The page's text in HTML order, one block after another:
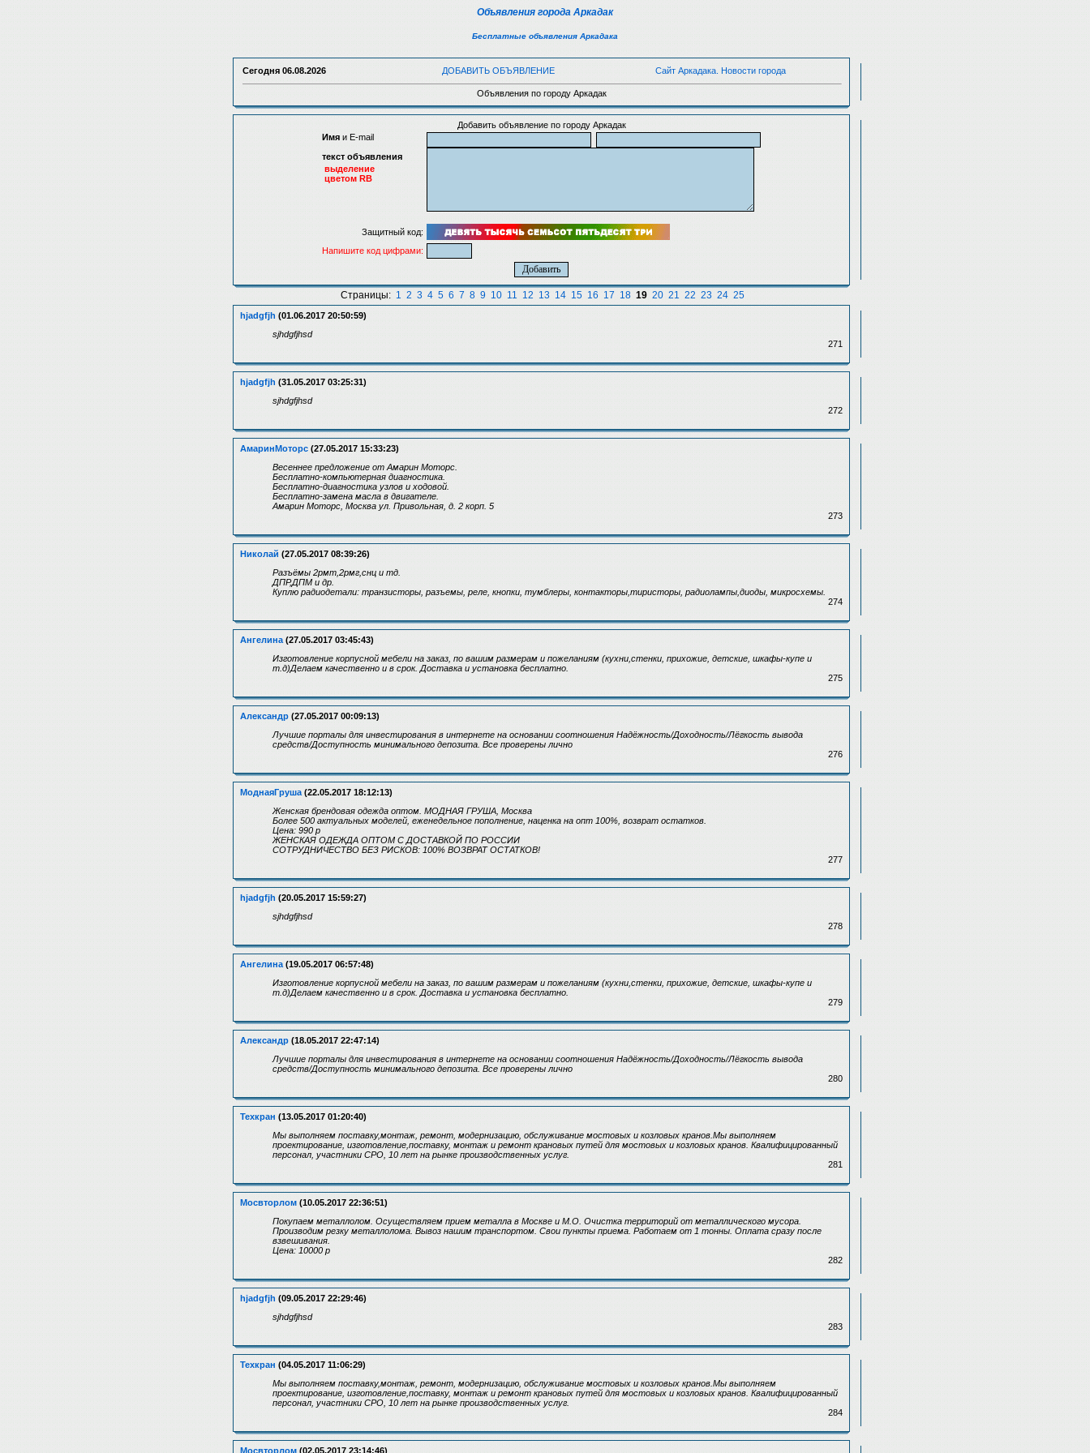
Объявления города Аркадак
Бесплатные объявления Аркадака
Сегодня 06.08.2026 ДОБАВИТЬ ОБЪЯВЛЕНИЕ Сайт Аркадака. Новости города
Объявления по городу Аркадак
Добавить объявление по городу Аркадак
Имя и E-mail
текст объявления
выделение
цветом RB
Защитный код:
Напишите код цифрами:
Страницы: 1 2 3 4 5 6 7 8 9 10 11 12 13 14 15 16 17 18 19 20 21 22 23 24 25
hjadgfjh (01.06.2017 20:50:59)
sjhdgfjhsd
271
hjadgfjh (31.05.2017 03:25:31)
sjhdgfjhsd
272
АмаринМоторс (27.05.2017 15:33:23)
Весеннее предложение от Амарин Моторс.
Бесплатно-компьютерная диагностика.
Бесплатно-диагностика узлов и ходовой.
Бесплатно-замена масла в двигателе.
Амарин Моторс, Москва ул. Привольная, д. 2 корп. 5
273
Николай (27.05.2017 08:39:26)
Разъёмы 2рмт,2рмг,снц и тд.
ДПР,ДПМ и др.
Куплю радиодетали: транзисторы, разъемы, реле, кнопки, тумблеры, контакторы,тиристоры, радиолампы,диоды, микросхемы.
274
Ангелина (27.05.2017 03:45:43)
Изготовление корпусной мебели на заказ, по вашим размерам и пожеланиям (кухни,стенки, прихожие, детские, шкафы-купе и
т.д)Делаем качественно и в срок. Доставка и установка бесплатно.
275
Александр (27.05.2017 00:09:13)
Лучшие порталы для инвестирования в интернете на основании соотношения Надёжность/Доходность/Лёгкость вывода
средств/Доступность минимального депозита. Все проверены лично
276
МоднаяГруша (22.05.2017 18:12:13)
Женская брендовая одежда оптом. МОДНАЯ ГРУША, Москва
Более 500 актуальных моделей, еженедельное пополнение, наценка на опт 100%, возврат остатков.
Цена: 990 р
ЖЕНСКАЯ ОДЕЖДА ОПТОМ С ДОСТАВКОЙ ПО РОССИИ
СОТРУДНИЧЕСТВО БЕЗ РИСКОВ: 100% ВОЗВРАТ ОСТАТКОВ!
277
hjadgfjh (20.05.2017 15:59:27)
sjhdgfjhsd
278
Ангелина (19.05.2017 06:57:48)
Изготовление корпусной мебели на заказ, по вашим размерам и пожеланиям (кухни,стенки, прихожие, детские, шкафы-купе и
т.д)Делаем качественно и в срок. Доставка и установка бесплатно.
279
Александр (18.05.2017 22:47:14)
Лучшие порталы для инвестирования в интернете на основании соотношения Надёжность/Доходность/Лёгкость вывода
средств/Доступность минимального депозита. Все проверены лично
280
Техкран (13.05.2017 01:20:40)
Мы выполняем поставку,монтаж, ремонт, модернизацию, обслуживание мостовых и козловых кранов.Мы выполняем
проектирование, изготовление,поставку, монтаж и ремонт крановых путей для мостовых и козловых кранов. Квалифицированный
персонал, участники СРО, 10 лет на рынке производственных услуг.
281
Мосвторлом (10.05.2017 22:36:51)
Покупаем металлолом. Осуществляем прием металла в Москве и М.О. Очистка территорий от металлического мусора.
Производим резку металлолома. Вывоз нашим транспортом. Свои пункты приема. Работаем от 1 тонны. Оплата сразу после
взвешивания.
Цена: 10000 р
282
hjadgfjh (09.05.2017 22:29:46)
sjhdgfjhsd
283
Техкран (04.05.2017 11:06:29)
Мы выполняем поставку,монтаж, ремонт, модернизацию, обслуживание мостовых и козловых кранов.Мы выполняем
проектирование, изготовление,поставку, монтаж и ремонт крановых путей для мостовых и козловых кранов. Квалифицированный
персонал, участники СРО, 10 лет на рынке производственных услуг.
284
Мосвторлом (02.05.2017 23:14:46)